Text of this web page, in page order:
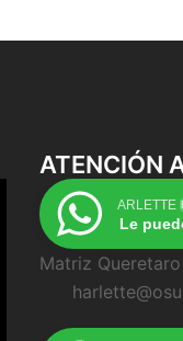
ATENCIÓN
ARLETTE
Le
Matriz